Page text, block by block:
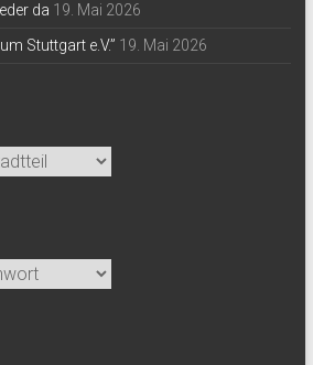
da 19. Mai 2026
Stuttgart e.V.” 19. Mai 2026